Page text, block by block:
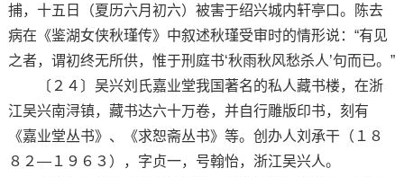
捕，十五日（夏历六月初六）被害于绍兴城内轩亭口。陈去
病在《鉴湖女侠秋瑾传》中叙述秋瑾受审时的情形说：“有见
之者，谓初终无所供，惟于刑庭书‘秋雨秋风愁杀人’句而已。”
〔２４〕吴兴刘氏嘉业堂我国著名的私人藏书楼，在浙
江吴兴南浔镇，藏书达六十万卷，并自行雕版印书，刻有
《嘉业堂丛书》、《求恕斋丛书》等。创办人刘承干（１８
８２—１９６３），字贞一，号翰怡，浙江吴兴人。